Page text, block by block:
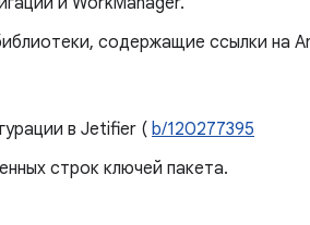
содержащие ссылки на
в Jetifier ( b/120277395
строк ключей пакета.